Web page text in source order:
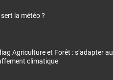
la météo ?
Agriculture et Forêt : s’adapter au
climatique